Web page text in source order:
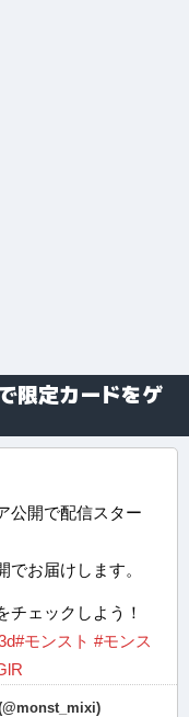
限定カードをゲ
公開で配信スター
お届けします。
チェックしよう！
#モンスト #モンス
(@monst_mixi)